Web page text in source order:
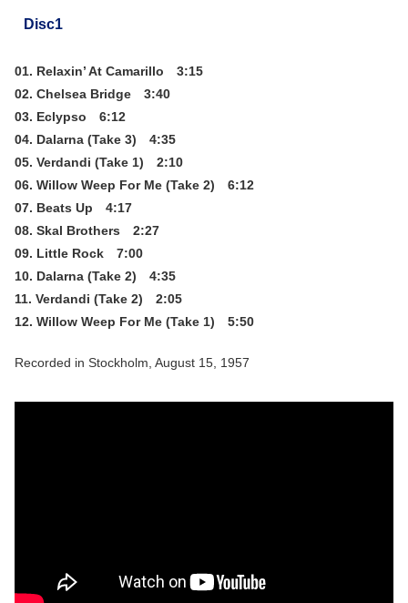
Disc1
01. Relaxin’ At Camarillo 3:15
02. Chelsea Bridge 3:40
03. Eclypso 6:12
04. Dalarna (Take 3) 4:35
05. Verdandi (Take 1) 2:10
06. Willow Weep For Me (Take 2) 6:12
07. Beats Up 4:17
08. Skal Brothers 2:27
09. Little Rock 7:00
10. Dalarna (Take 2) 4:35
11. Verdandi (Take 2) 2:05
12. Willow Weep For Me (Take 1) 5:50
Recorded in Stockholm, August 15, 1957